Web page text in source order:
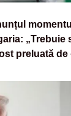
„Trebuie
preluată de